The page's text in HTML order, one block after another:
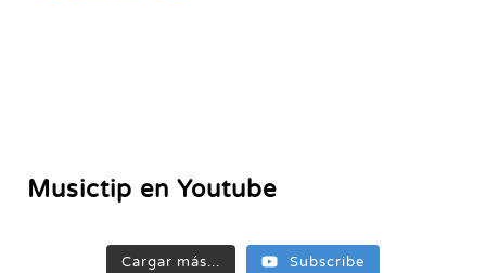
Musictip en Youtube
Cargar más... Subscribe